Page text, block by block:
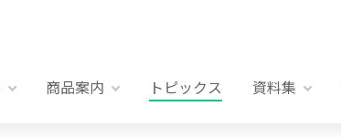
商品案内 トピックス 資料集